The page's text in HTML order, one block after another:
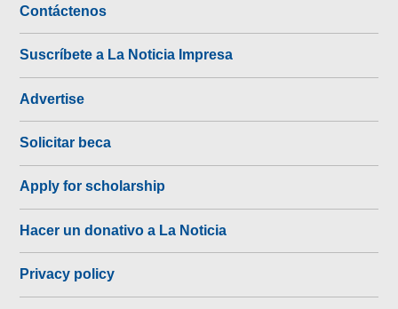
Contáctenos
Suscríbete a La Noticia Impresa
Advertise
Solicitar beca
Apply for scholarship
Hacer un donativo a La Noticia
Privacy policy